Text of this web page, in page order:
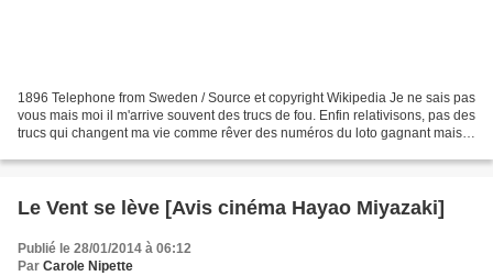
1896 Telephone from Sweden / Source et copyright Wikipedia Je ne sais pas
vous mais moi il m'arrive souvent des trucs de fou. Enfin relativisons, pas des
trucs qui changent ma vie comme rêver des numéros du loto gagnant mais
Le Vent se lève [Avis cinéma Hayao Miyazaki]
Publié le 28/01/2014 à 06:12
Par Carole Nipette